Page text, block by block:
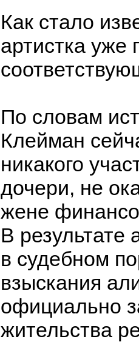
Как стало
артистка уже
По словам
Клейман
никакого
дочери, не
жене
В результате
в судебном
взыскания
официально
жительства